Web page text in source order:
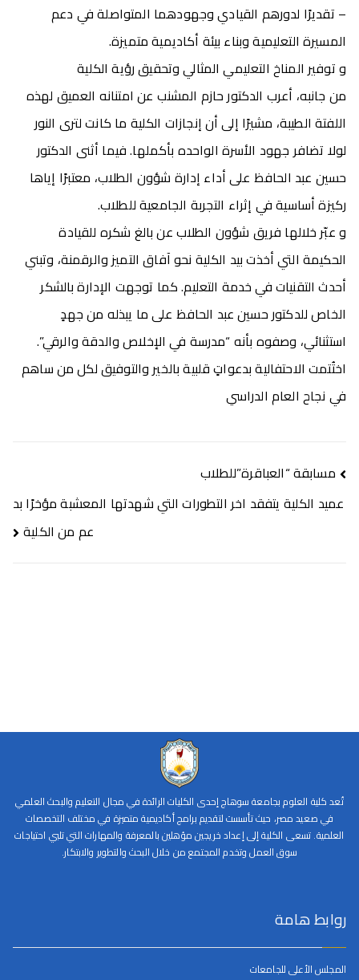
– تقديرًا لدورهم القيادي وجهودهما المتواصلة في دعم
المسيرة التعليمية وبناء بيئة أكاديمية متميزة.
و توفير المناخ التعليمي المثالي وتحقيق رؤية الكلية
من جانبه، أعرب الدكتور حازم المشنب عن امتنانه العميق لهذه
اللفتة الطيبة، مشيرًا إلى أن إنجازات الكلية ما كانت لترى النور
لولا تضافر جهود الأسرة الواحده بأكملها. فيما أثنى الدكتور
حسين عبد الحافظ على أداء إدارة شؤون الطلاب، معتبرًا إياها
ركيزة أساسية في إثراء التجربة الجامعية للطلاب.
و عبّر خلالها فريق شؤون الطلاب عن بالغ شكره للقيادة
الحكيمة التي أخذت بيد الكلية نحو آفاق التميز والرقمنة، وتبني
أحدث التقنيات في خدمة التعليم. كما توجهت الإدارة بالشكر
الخاص للدكتور حسين عبد الحافظ على ما يبذله من جهدٍ
استثنائي، وصفوه بأنه “مدرسة في الإخلاص والدقة والرقي”.
اختُتمت الاحتفالية بدعواتٍ قلبية بالخير والتوفيق لكل من ساهم
في نجاح العام الدراسي
مسابقة “العباقرة”للطلاب
عميد الكلية يتفقد اخر التطورات التي شهدتها المعشبة مؤخرًا بد
عم من الكلية
تُعد كلية العلوم بجامعة سوهاج إحدى الكليات الرائدة في مجال التعليم والبحث العلمي
في صعيد مصر، حيث تأسست لتقديم برامج أكاديمية متميزة في مختلف التخصصات
العلمية. تسعى الكلية إلى إعداد خريجين مؤهلين بالمعرفة والمهارات التي تلبي احتياجات
سوق العمل وتخدم المجتمع من خلال البحث والتطوير والابتكار.
روابط هامة
المجلس الأعلى للجامعات